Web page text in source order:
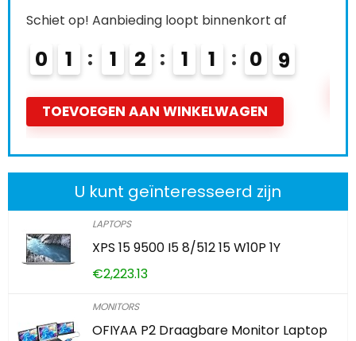
U kunt geïnteresseerd zijn
LAPTOPS
XPS 15 9500 I5 8/512 15 W10P 1Y
€2,223.13
MONITORS
OFIYAA P2 Draagbare Monitor Laptop